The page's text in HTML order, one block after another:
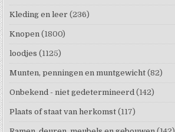
Kleding en leer (236)
Knopen (1800)
loodjes (1125)
Munten, penningen en muntgewicht (82)
Onbekend - niet gedetermineerd (142)
Plaats of staat van herkomst (117)